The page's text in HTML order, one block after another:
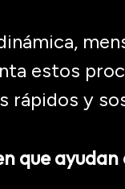
estos
rápidos y
que